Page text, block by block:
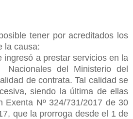
tener por acreditados los
la causa:
ingresó a prestar servicios en la
Nacionales del Ministerio del
de contrata. Tal calidad se
siendo la última de ellas
Exenta Nº 324/731/2017 de 30
que la prorroga desde el 1 de